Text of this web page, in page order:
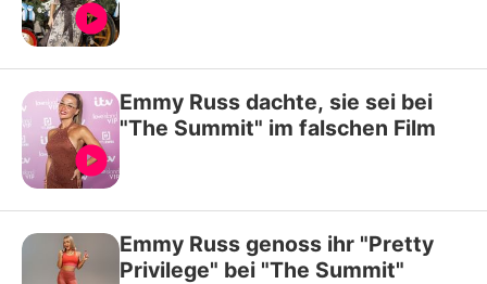
Emmy Russ dachte, sie sei bei
"The Summit" im falschen Film
Emmy Russ genoss ihr "Pretty
Privilege" bei "The Summit"